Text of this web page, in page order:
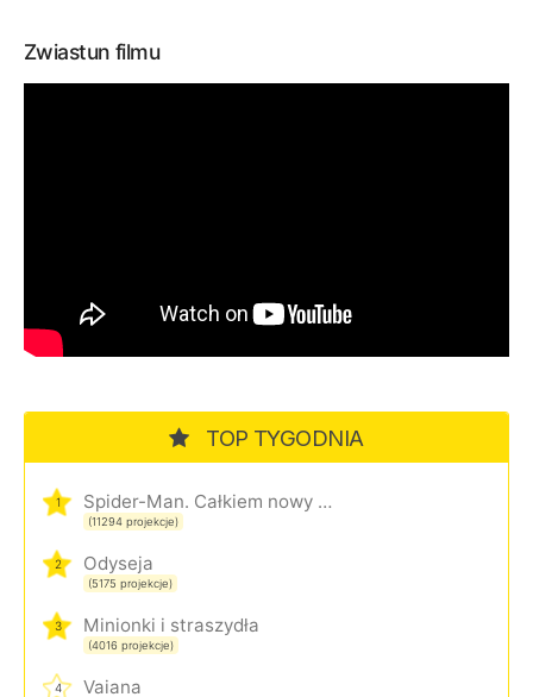
Zwiastun filmu
TOP TYGODNIA
1 Spider-Man. Całkiem nowy dzień
(11294 projekcje)
2 Odyseja
(5175 projekcje)
3 Minionki i straszydła
(4016 projekcje)
4 Vaiana